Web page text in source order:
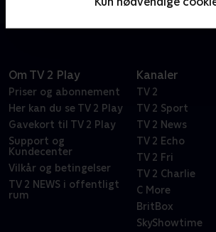
Om TV 2 Play
Priser og abonnement
Her kan du se TV 2 Play
Gavekort til TV 2 Play
Support og
Kundecenter
Vilkår og betingelser
TV 2 NEWS i offentligt
rum
Kanaler
TV 2
TV 2 Sport
TV 2 News
TV 2 Echo
TV 2 Fri
TV 2 Charlie
C More
BritBox
SkyShowtime